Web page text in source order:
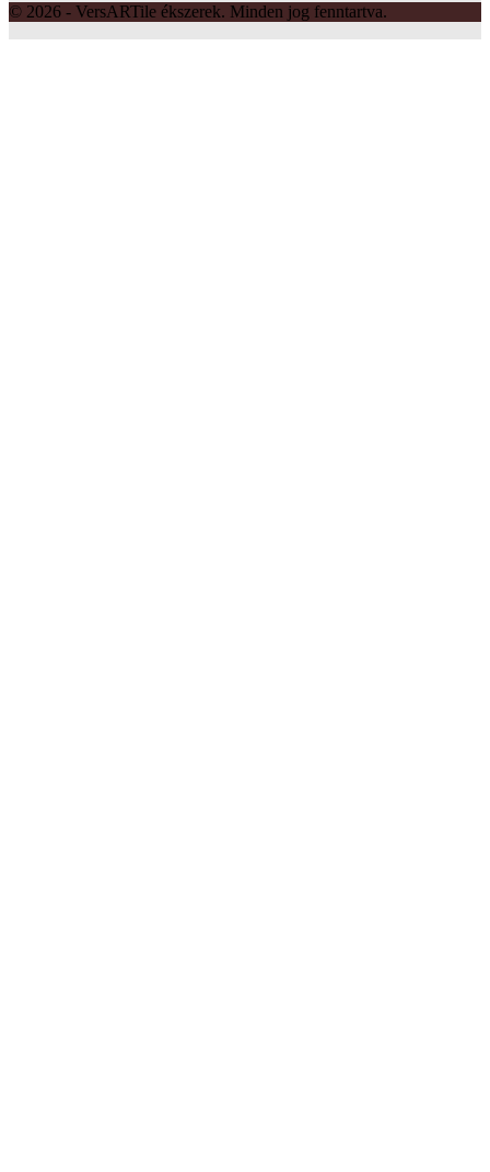
© 2026 - VersARTile ékszerek. Minden jog fenntartva.